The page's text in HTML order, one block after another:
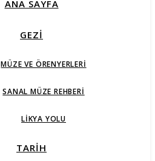
ANA SAYFA
GEZİ
MÜZE VE ÖRENYERLERI
SANAL MÜZE REHBERI
LIKYA YOLU
TARİH